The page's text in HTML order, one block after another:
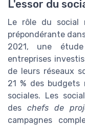
L'essor du
Le rôle du social
prépondérante
2021, une
entreprises
de leurs réseaux
21 % des budgets
sociales. Les
des chefs de
campagnes